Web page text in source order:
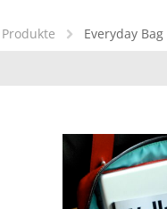
Produkte Everyday Bag